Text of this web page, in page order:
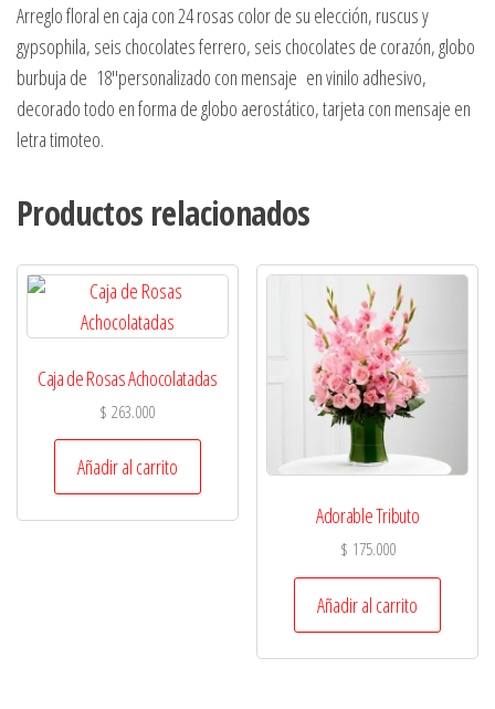
Arreglo floral en caja con 24 rosas color de su elección, ruscus y
gypsophila, seis chocolates ferrero, seis chocolates de corazón, globo
burbuja de 18″personalizado con mensaje en vinilo adhesivo,
decorado todo en forma de globo aerostático, tarjeta con mensaje en
letra timoteo.
Productos relacionados
Caja de Rosas Achocolatadas
$ 263.000
Añadir al carrito
Adorable Tributo
$ 175.000
Añadir al carrito